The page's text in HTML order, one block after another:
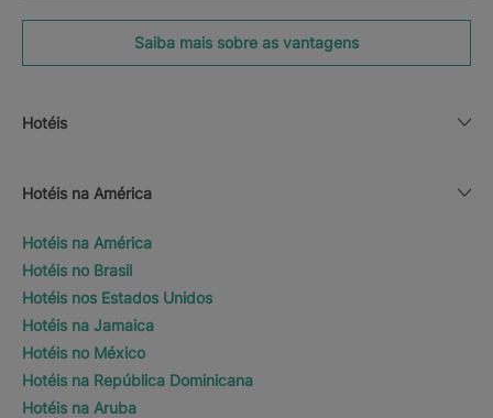
Saiba mais sobre as vantagens
Hotéis
Hotéis na América
Hotéis na América
Hotéis no Brasil
Hotéis nos Estados Unidos
Hotéis na Jamaica
Hotéis no México
Hotéis na República Dominicana
Hotéis na Aruba